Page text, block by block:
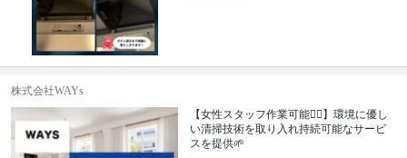
株式会社WAYs
【女性スタッフ作業可能🙆‍♀️】環境に優し
い清掃技術を取り入れ持続可能なサービ
スを提供🌱